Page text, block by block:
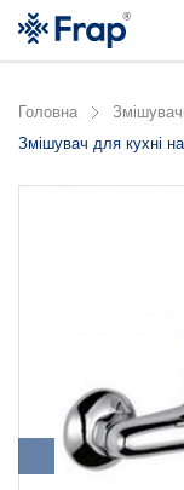
Головна Змішувачі
Змішувач для кухні